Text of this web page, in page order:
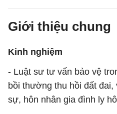
Giới thiệu chung
Kinh nghiệm
- Luật sư tư vấn bảo vệ
bồi thường thu hồi đất đai,
sự, hôn nhân gia đình ly